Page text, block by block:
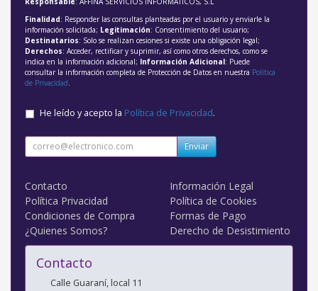
Finalidad: Responder las consultas planteadas por el usuario y enviarle la
información solicitada; Legitimación: Consentimiento del usuario;
Destinatarios: Solo se realizan cesiones si existe una obligación legal;
Derechos: Acceder, rectificar y suprimir, así como otros derechos, como se
indica en la información adicional; Información Adicional: Puede
consultar la información completa de Protección de Datos en nuestra Política
de Privacidad
He leído y acepto la Política de Privacidad.
Enviar
Contacto
Información Legal
Política Privacidad
Política de Cookies
Condiciones de Compra
Formas de Pago
¿Quienes Somos?
Derecho de Desistimiento
Contacto
Calle Guaraní, local 11